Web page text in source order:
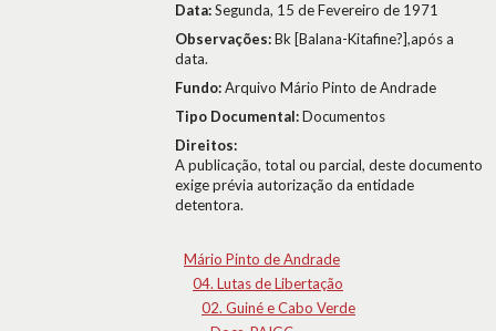
Data:Segunda, 15 de Fevereiro de 1971
Observações:Bk [Balana-Kitafine?],após a
data.
Fundo:Arquivo Mário Pinto de Andrade
Tipo Documental:Documentos
Direitos:
A publicação, total ou parcial, deste documento
exige prévia autorização da entidade
detentora.
Mário Pinto de Andrade
04. Lutas de Libertação
02. Guiné e Cabo Verde